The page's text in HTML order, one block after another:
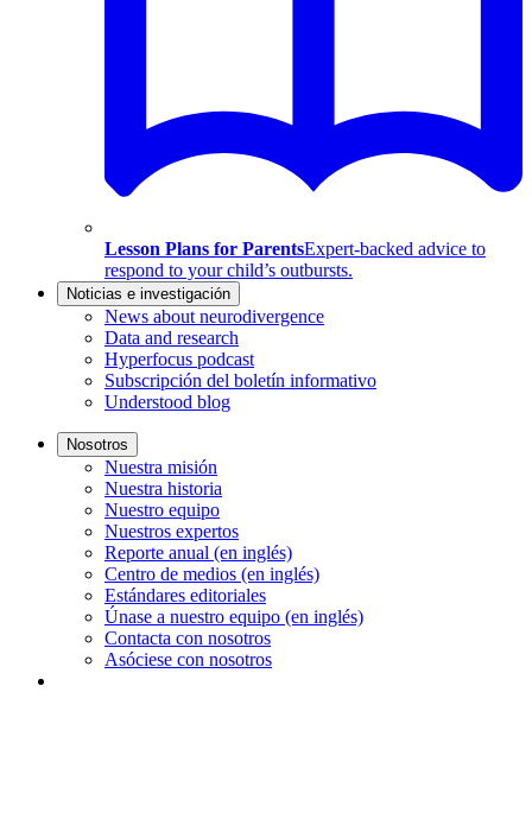
Lesson Plans for ParentsExpert-backed advice to
respond to your child’s outbursts.
Noticias e investigación
News about neurodivergence
Data and research
Hyperfocus podcast
Subscripción del boletín informativo
Understood blog
Nosotros
Nuestra misión
Nuestra historia
Nuestro equipo
Nuestros expertos
Reporte anual (en inglés)
Centro de medios (en inglés)
Estándares editoriales
Únase a nuestro equipo (en inglés)
Contacta con nosotros
Asóciese con nosotros